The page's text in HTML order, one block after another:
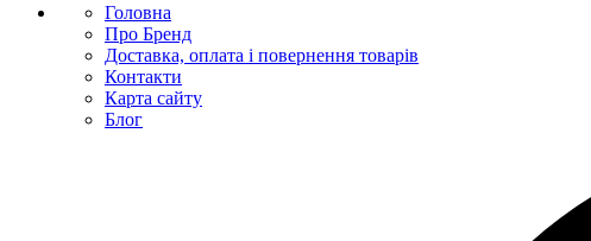
Головна
Про Бренд
Доставка, оплата і повернення товарів
Контакти
Карта сайту
Блог